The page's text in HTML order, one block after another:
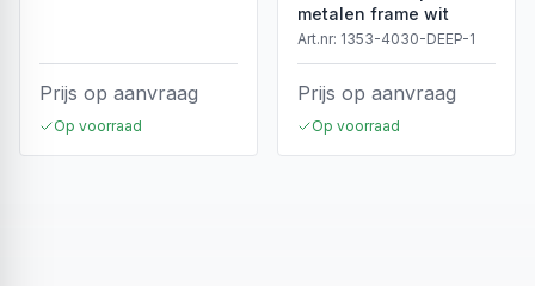
Prijs op aanvraag
Op voorraad
metalen frame wit
Art.nr: 1353-4030-DEEP-1
Prijs op aanvraag
Op voorraad